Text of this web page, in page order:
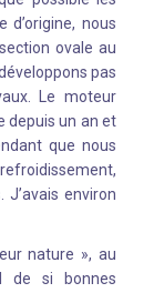
nous
ovale au
pas
Le moteur
depuis un an et
que nous
environ
nature », au
de si bonnes